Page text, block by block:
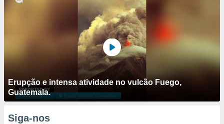
Erupção e intensa atividade no vulcão Fuego,
Guatemala.
Siga-nos